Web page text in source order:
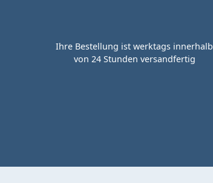
Ihre Bestellung ist werktags innerhalb
von 24 Stunden versandfertig